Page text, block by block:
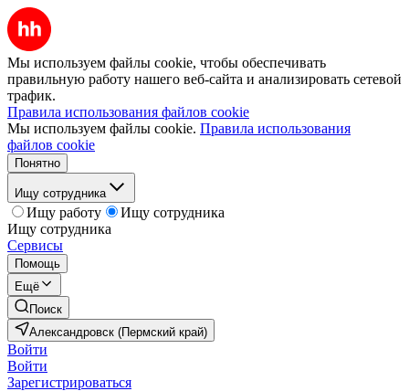
Мы используем файлы cookie, чтобы обеспечивать
правильную работу нашего веб-сайта и анализировать сетевой
трафик.
Правила использования файлов cookie
Мы используем файлы cookie. Правила использования
файлов cookie
Понятно
Ищу сотрудника
Ищу работу
Ищу сотрудника
Ищу сотрудника
Сервисы
Помощь
Ещё
Поиск
Александровск (Пермский край)
Войти
Войти
Зарегистрироваться